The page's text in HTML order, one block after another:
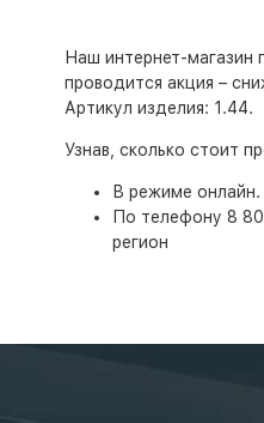
Наш интернет-магазин
проводится акция –
Артикул изделия: 1.44.
Узнав, сколько стоит
В режиме
По телефону 8
регион